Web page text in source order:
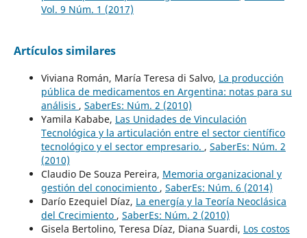
Vol. 9 Núm. 1 (2017)
Artículos similares
Viviana Román, María Teresa di Salvo, La producción
pública de medicamentos en Argentina: notas para su
análisis , SaberEs: Núm. 2 (2010)
Yamila Kababe, Las Unidades de Vinculación
Tecnológica y la articulación entre el sector científico
tecnológico y el sector empresario. , SaberEs: Núm. 2
(2010)
Claudio De Souza Pereira, Memoria organizacional y
gestión del conocimiento , SaberEs: Núm. 6 (2014)
Darío Ezequiel Díaz, La energía y la Teoría Neoclásica
del Crecimiento , SaberEs: Núm. 2 (2010)
Gisela Bertolino, Teresa Díaz, Diana Suardi, Los costos